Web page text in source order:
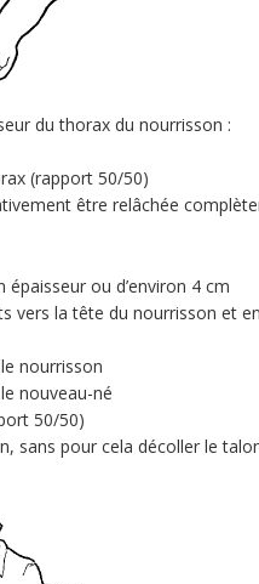
du thorax du nourrisson :
(rapport 50/50)
être relâchée
ou d’environ 4 cm
vers la tête du nourrisson et
nourrisson
nouveau-né
50/50)
sans pour cela décoller le